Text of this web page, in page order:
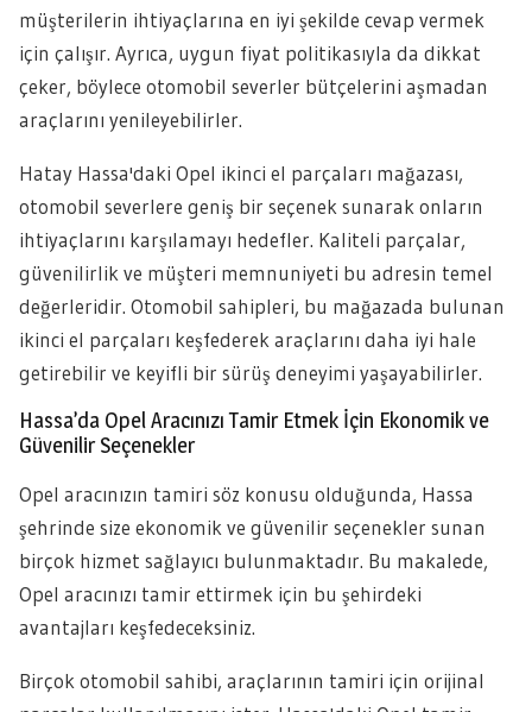
müşterilerin ihtiyaçlarına en iyi şekilde cevap vermek
için çalışır. Ayrıca, uygun fiyat politikasıyla da dikkat
çeker, böylece otomobil severler bütçelerini aşmadan
araçlarını yenileyebilirler.
Hatay Hassa'daki Opel ikinci el parçaları mağazası,
otomobil severlere geniş bir seçenek sunarak onların
ihtiyaçlarını karşılamayı hedefler. Kaliteli parçalar,
güvenilirlik ve müşteri memnuniyeti bu adresin temel
değerleridir. Otomobil sahipleri, bu mağazada bulunan
ikinci el parçaları keşfederek araçlarını daha iyi hale
getirebilir ve keyifli bir sürüş deneyimi yaşayabilirler.
Hassa’da Opel Aracınızı Tamir Etmek İçin Ekonomik ve
Güvenilir Seçenekler
Opel aracınızın tamiri söz konusu olduğunda, Hassa
şehrinde size ekonomik ve güvenilir seçenekler sunan
birçok hizmet sağlayıcı bulunmaktadır. Bu makalede,
Opel aracınızı tamir ettirmek için bu şehirdeki
avantajları keşfedeceksiniz.
Birçok otomobil sahibi, araçlarının tamiri için orijinal